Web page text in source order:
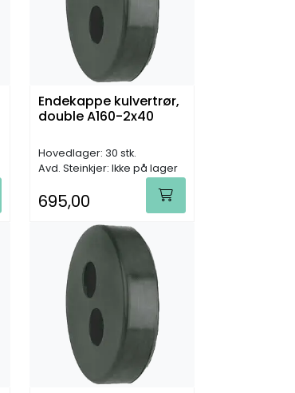
Endekappe kulvertrør,
double A160-2x40
Hovedlager: 30 stk.
Avd. Steinkjer: Ikke på lager
695,00